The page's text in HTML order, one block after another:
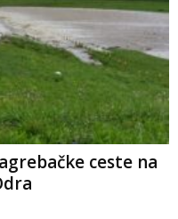
ceste na